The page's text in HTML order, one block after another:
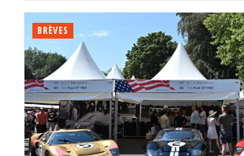
BRÈVES